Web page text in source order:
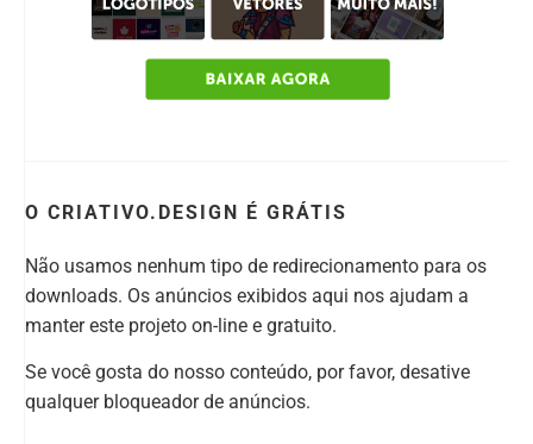
O CRIATIVO.DESIGN É GRÁTIS
Não usamos nenhum tipo de redirecionamento para os
downloads. Os anúncios exibidos aqui nos ajudam a
manter este projeto on-line e gratuito.
Se você gosta do nosso conteúdo, por favor, desative
qualquer bloqueador de anúncios.